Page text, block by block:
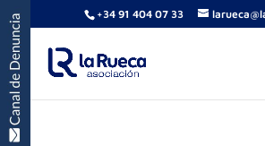
+34 91 404 07 33